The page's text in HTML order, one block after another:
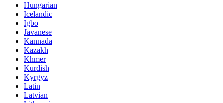
Hungarian
Icelandic
Igbo
Javanese
Kannada
Kazakh
Khmer
Kurdish
Kyrgyz
Latin
Latvian